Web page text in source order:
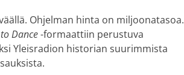
Ohjelman hinta on miljoonatasoa.
Dance-formaattiin perustuva
Yleisradion historian suurimmista